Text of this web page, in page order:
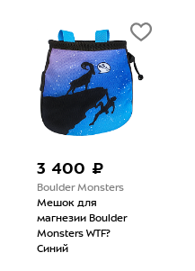
3 400 ₽
Boulder Monsters
Мешок для
магнезии Boulder
Monsters WTF?
Синий